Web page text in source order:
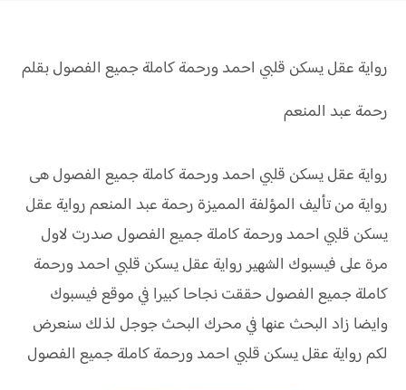
رواية عقل يسكن قلبي احمد ورحمةكاملة جميع الفصول بقلم
رحمة عبد المنعم
رواية عقل يسكن قلبي احمد ورحمة كاملة جميع الفصول هى
رواية من تأليف المؤلفة المميزة رحمة عبد المنعمرواية عقل
يسكن قلبي احمد ورحمة كاملة جميع الفصول صدرت لاول
مرة على فيسبوك الشهير رواية عقل يسكن قلبي احمد ورحمة
كاملة جميع الفصول حققت نجاحا كبيرا في موقع فيسبوك
وايضا زاد البحث عنها في محرك البحث جوجل لذلك سنعرض
لكم رواية عقل يسكن قلبي احمد ورحمة كاملة جميع الفصول